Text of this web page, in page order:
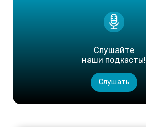
Слушайте
наши подкасты!
Слушать